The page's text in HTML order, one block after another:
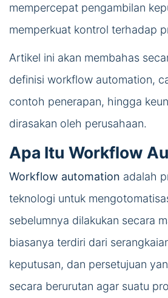
mempercepat pengambilan
memperkuat kontrol terhadap
Artikel ini akan membahas
definisi workflow automation,
contoh penerapan, hingga
dirasakan oleh perusahaan.
Apa Itu Workflow
Workflow automation adalah
teknologi untuk
sebelumnya dilakukan secara
biasanya terdiri dari
keputusan, dan persetujuan
secara berurutan agar suatu